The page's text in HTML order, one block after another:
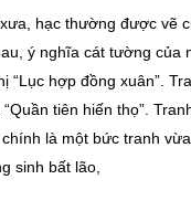
hạc thường được vẽ
ý nghĩa cát tường của
“Lục hợp đồng xuân”.
tiên hiến thọ”.
là một bức tranh
sinh bất lão,